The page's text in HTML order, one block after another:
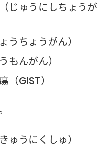
じゅうにしちょうが
うちょうがん）
もんがん）
（GIST）
。
きゅうにくしゅ）